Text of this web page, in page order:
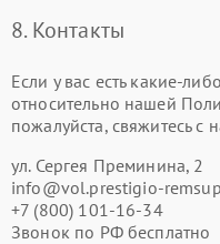
8. Контакты
Если у вас есть какие-
относительно нашей
пожалуйста, свяжитесь
ул. Сергея Преминина, 2
info@vol.prestigio-
+7 (800) 101-16-34
Звонок по РФ бесплатно